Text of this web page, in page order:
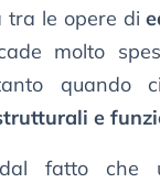
tra le opere di
molto
quando
e
fatto